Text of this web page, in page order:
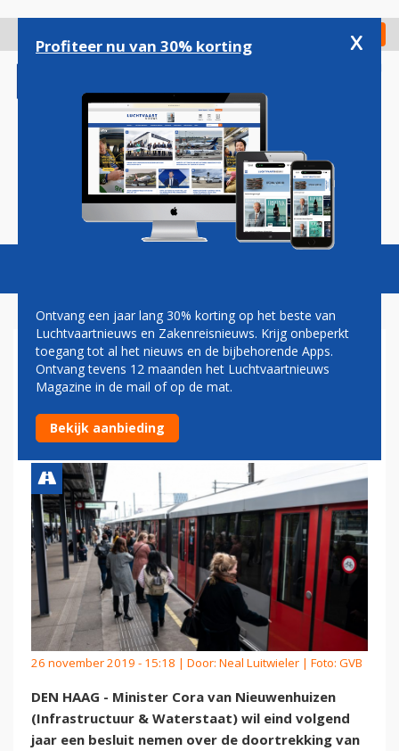
gaan
Check in
Magazine Podcasts Vacatures
VOLGEND JAAR BESLUIT
OVER METROLIJN NAAR
SCHIPHOL
26 november 2019 - 15:18 | Door: Neal Luitwieler | Foto: GVB
DEN HAAG - Minister Cora van Nieuwenhuizen
(Infrastructuur & Waterstaat) wil eind volgend
jaar een besluit nemen over de doortrekking van
Profiteer nu van 30% korting x
Ontvang een jaar lang 30% korting op het beste van
Luchtvaartnieuws en Zakenreisnieuws. Krijg onbeperkt
toegang tot al het nieuws en de bijbehorende Apps.
Ontvang tevens 12 maanden het Luchtvaartnieuws
Magazine in de mail of op de mat.
Bekijk aanbieding